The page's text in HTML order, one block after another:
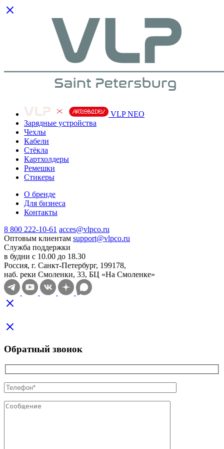
VLP NEO
Зарядные устройства
Чехлы
Кабели
Cтёкла
Картхолдеры
Ремешки
Стикеры
О бренде
Для бизнеса
Контакты
8 800 222-10-61 acces@vlpco.ru
Оптовым клиентам support@vlpco.ru
Служба поддержки
в будни с 10.00 до 18.30
Россия, г. Санкт-Петербург, 199178,
наб. реки Смоленки, 33, БЦ «На Смоленке»
Обратный звонок